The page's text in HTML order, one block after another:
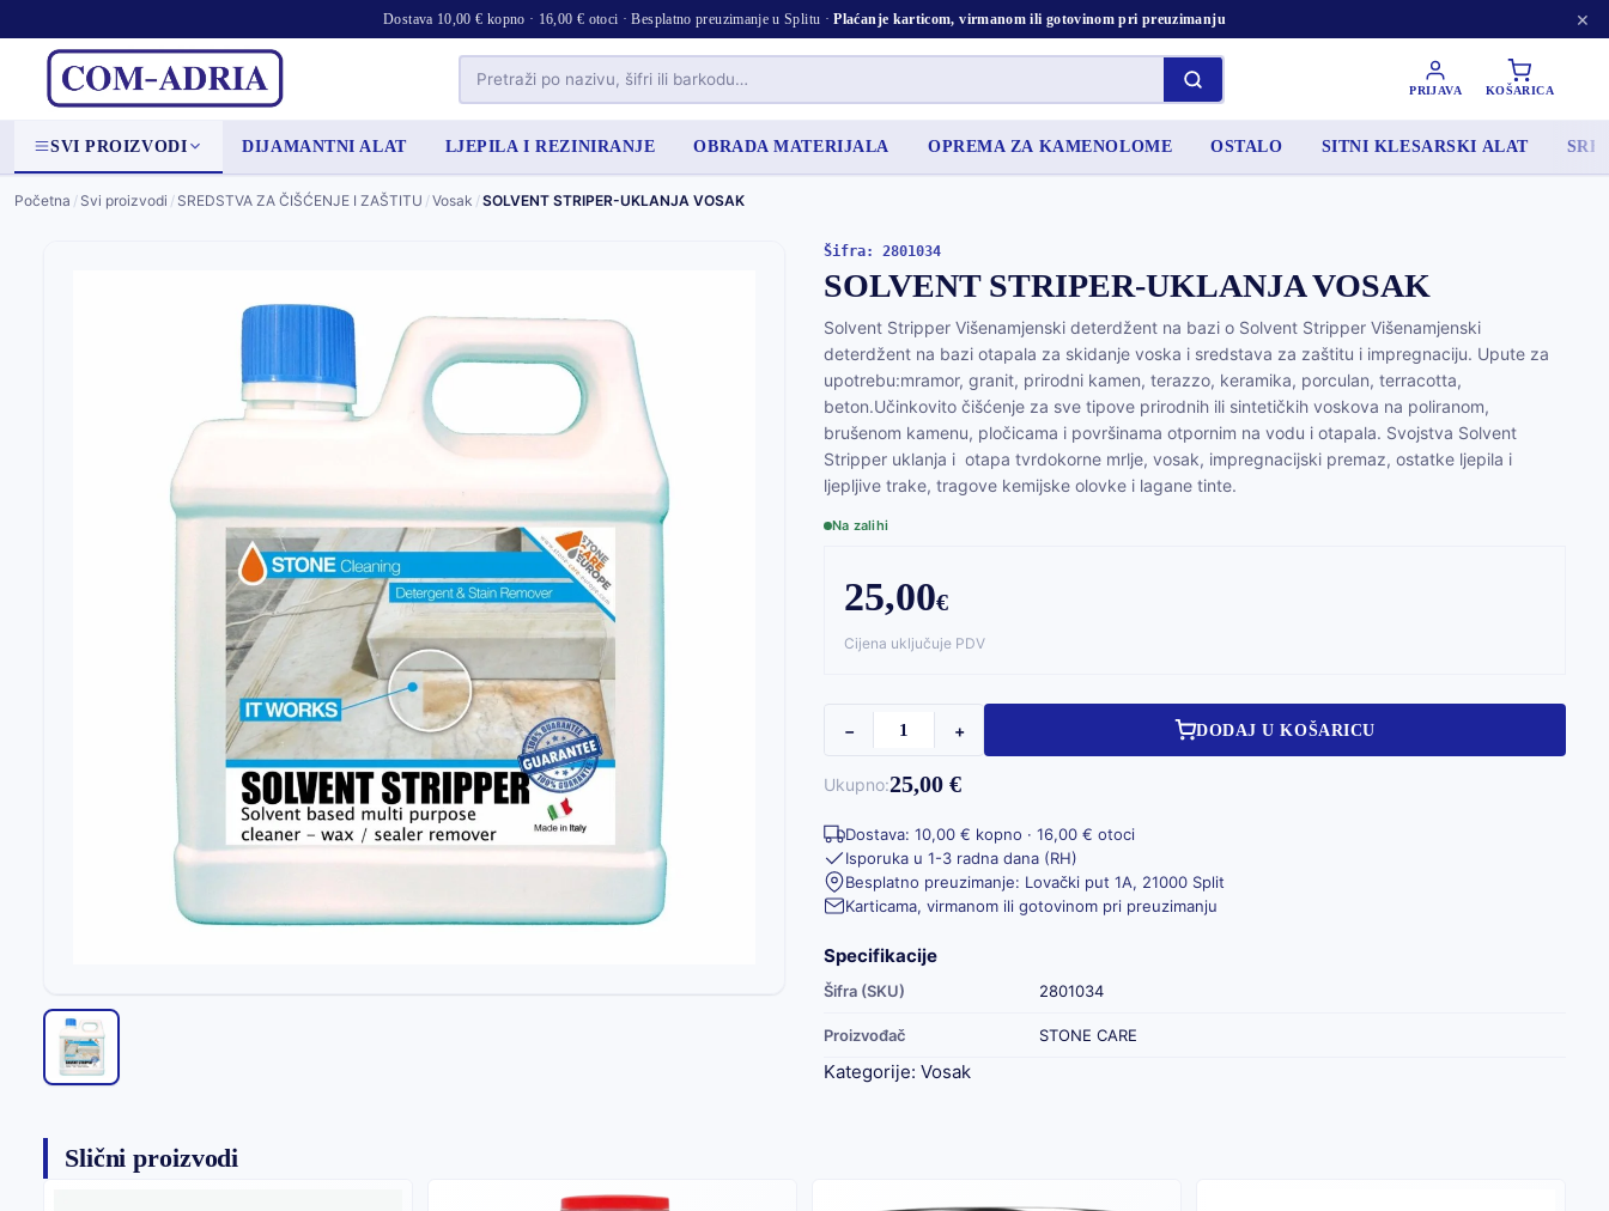
Dostava 10,00 € kopno · 16,00 € otoci · Besplatno preuzimanje u Splitu ·Plaćanje karticom, virmanom ili gotovinom pri preuzimanju ×
PRIJAVA KOŠARICA
SVI PROIZVODI DIJAMANTNI ALAT LJEPILA I REZINIRANJE OBRADA MATERIJALA OPREMA ZA KAMENOLOME OSTALO SITNI KLESARSKI ALAT
Početna / Svi proizvodi / SREDSTVA ZA ČIŠĆENJE I ZAŠTITU /Vosak /SOLVENT STRIPER-UKLANJA VOSAK
Šifra: 2801034
SOLVENT STRIPER-UKLANJA VOSAK
Solvent Stripper Višenamjenski deterdžent na bazi o Solvent Stripper Višenamjenski
deterdžent na bazi otapala za skidanje voska i sredstava za zaštitu i impregnaciju. Upute za
upotrebu:mramor, granit, prirodni kamen, terazzo, keramika, porculan, terracotta,
beton.Učinkovito čišćenje za sve tipove prirodnih ili sintetičkih voskova na poliranom,
brušenom kamenu, pločicama i površinama otpornim na vodu i otapala. Svojstva Solvent
Stripper uklanja i otapa tvrdokorne mrlje, vosak, impregnacijski premaz, ostatke ljepila i
ljepljive trake, tragove kemijske olovke i lagane tinte.
Na zalihi
25,00€
Cijena uključuje PDV
− + DODAJ U KOŠARICU
Ukupno:25,00 €
Dostava: 10,00 € kopno · 16,00 € otoci
Isporuka u 1-3 radna dana (RH)
Besplatno preuzimanje: Lovački put 1A, 21000 Split
Karticama, virmanom ili gotovinom pri preuzimanju
Specifikacije
Šifra (SKU) 2801034
Proizvođač STONE CARE
Kategorije: Vosak
Slični proizvodi